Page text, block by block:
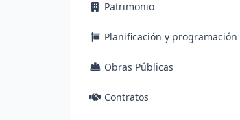
Patrimonio
Planificación y programación
Obras Públicas
Contratos